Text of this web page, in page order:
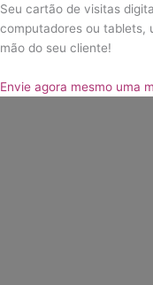
Seu cartão de visitas
computadores ou tablets,
mão do seu cliente!
Envie agora mesmo uma